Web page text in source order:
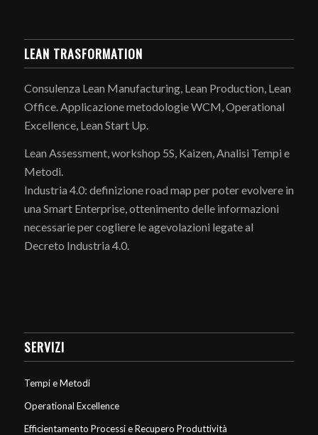
LEAN TRASFORMATION
Consulenza Lean Manufacturing, Lean Production, Lean
Office. Applicazione metodologie WCM, Operational
Excellence, Lean Start Up.
Lean Assessment, workshop 5S, Kaizen, Analisi Tempi e
Metodi.
Industria 4.0: definizione road map per poter evolvere in
una Smart Enterprise, ottenimento delle informazioni
necessarie per cogliere le agevolazioni legate al
Decreto Industria 4.0.
SERVIZI
Tempi e Metodi
Operational Excellence
Efficientamento Processi e Recupero Produttività